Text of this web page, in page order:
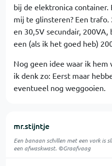
bij de elektronica container.
mij te glinsteren? Een
en 30,5V secundair,
een (als ik het goed heb)
Nog geen idee waar ik hem
ik denk zo: Eerst maar
eventueel nog weggooien.
mr.stijntje
Een banaan schillen met een vork is
een afwaskwast. ©Graafvaag